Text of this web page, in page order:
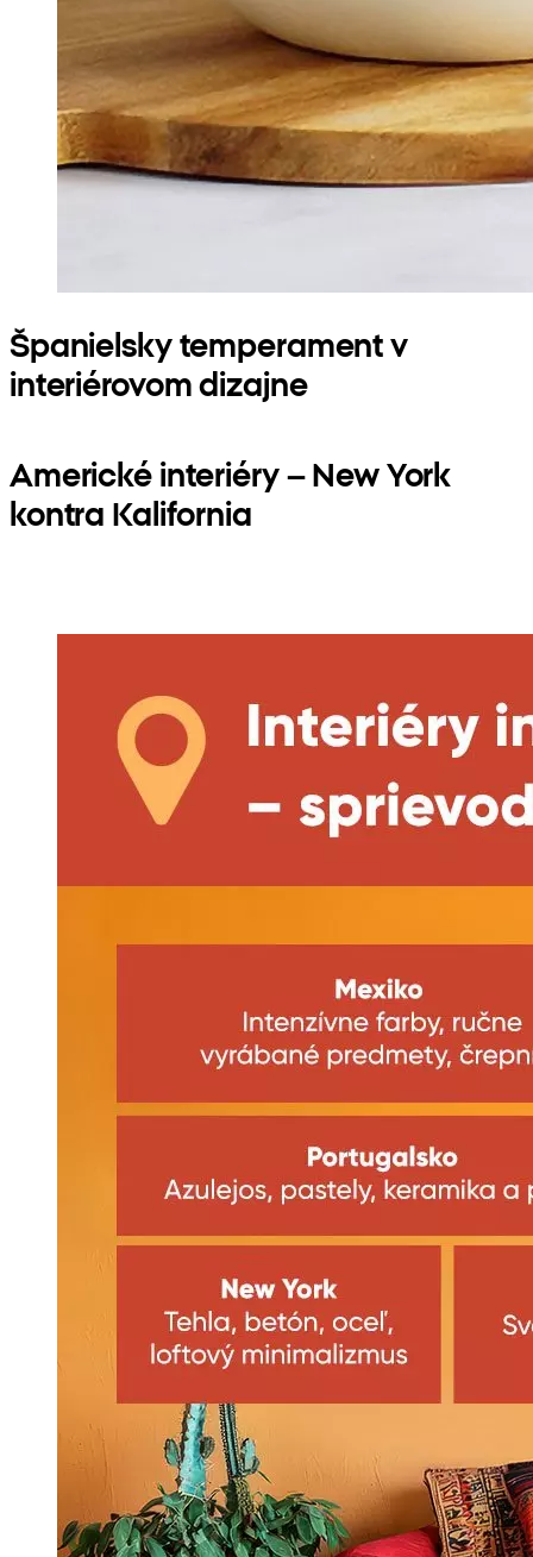
Španielsky temperament v
interiérovom dizajne
Americké interiéry – New York
kontra Kalifornia